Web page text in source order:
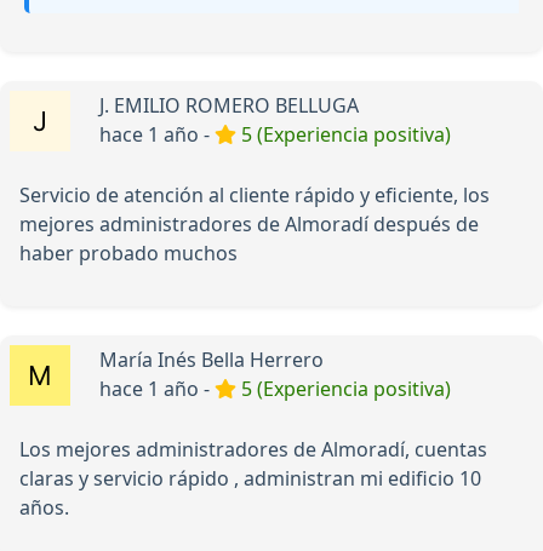
J. EMILIO ROMERO BELLUGA
hace 1 año -
5 (Experiencia positiva)
Servicio de atención al cliente rápido y eficiente, los
mejores administradores de Almoradí después de
haber probado muchos
María Inés Bella Herrero
hace 1 año -
5 (Experiencia positiva)
Los mejores administradores de Almoradí, cuentas
claras y servicio rápido , administran mi edificio 10
años.